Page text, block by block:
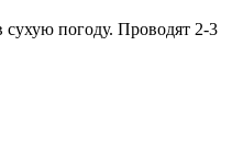
сухую погоду. Проводят 2-3